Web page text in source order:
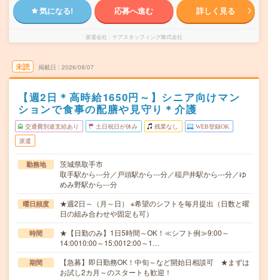
気になる! 応募へ進む 詳しく見る
派遣会社 ケアスタッフィング株式会社
未読 掲載日 2026/08/07
【週2日＊高時給1650円～】シニア向けマン
ションで食事の配膳や見守り＊介護
交通費別途支給あり 土日祝日が休み 残業なし WEB登録OK
派遣
勤務地
茨城県取手市
取手駅から---分／戸頭駅から---分／稲戸井駅から---分／ゆ
めみ野駅から---分
曜日頻度
★週2日～（月～日） ※希望のシフトを毎月提出（日数と曜
日の組み合わせや固定も可）
時間
★【日勤のみ】1日5時間～OK！≪シフト例≫9:00～
14:0010:00～15:0012:00～1…
期間
【急募】即日勤務OK！中旬～など開始日相談可 ★まずは
お試し2カ月～のスタートも歓迎！